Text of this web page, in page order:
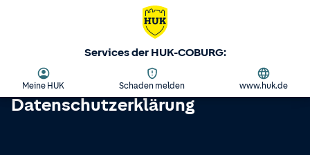
Services der HUK-COBURG:
Meine HUK Schaden melden www.huk.de
Datenschutzerklärung